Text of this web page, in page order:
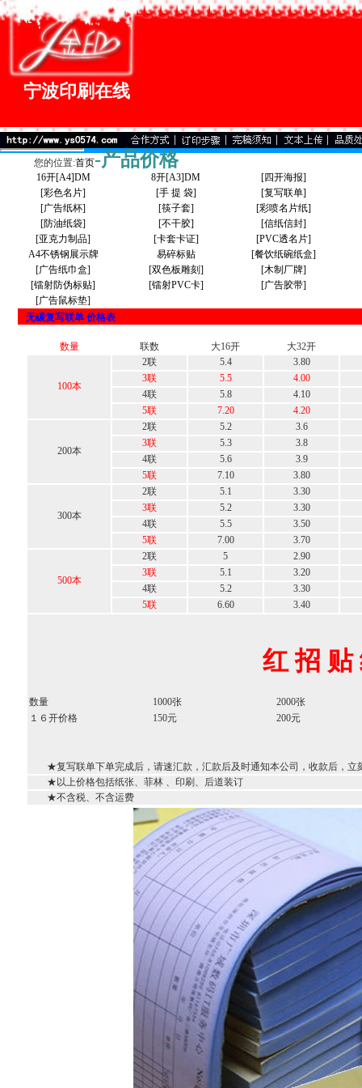
宁波印刷在线
您的位置:首页-产品价格
16开[A4]DM 8开[A3]DM
[四开海报]
[彩色名片]
[手 提 袋]
[复写联单]
[广告纸杯]
[筷子套]
[彩喷名片纸]
[防油纸袋]
[不干胶]
[信纸信封]
[亚克力制品]
[卡套卡证]
[PVC透名片]
A4不锈钢展示牌
易碎标贴
[餐饮纸碗纸盒]
[广告纸巾盒]
[双色板雕刻]
[木制厂牌]
[镭射防伪标贴]
[镭射PVC卡]
[广告胶带]
[广告鼠标垫]
无碳复写联单 价格表
数量 联数 大16开 大32开
100本
2联 5.4
3.80
3联
5.5
4.00
4联
5.8
4.10
5联
7.20 4.20
200本
2联 5.2
3.6
3联
5.3
3.8
4联
5.6
3.9
5联
7.10 3.80
300本
2联 5.1
3.30
3联
5.2
3.30
4联
5.5
3.50
5联
7.00 3.70
500本
2联 5
2.90
3联
5.1
3.20
4联
5.2
3.30
5联
6.60 3.40
红 招 贴
数量 1000张
2000张
１６开价格
150元 200元
★复写联单下单完成后，请速汇款，汇款后及时通知本公司，收款后，立
★以上价格包括纸张、菲林 、印刷、后道装订
★不含税、不含运费